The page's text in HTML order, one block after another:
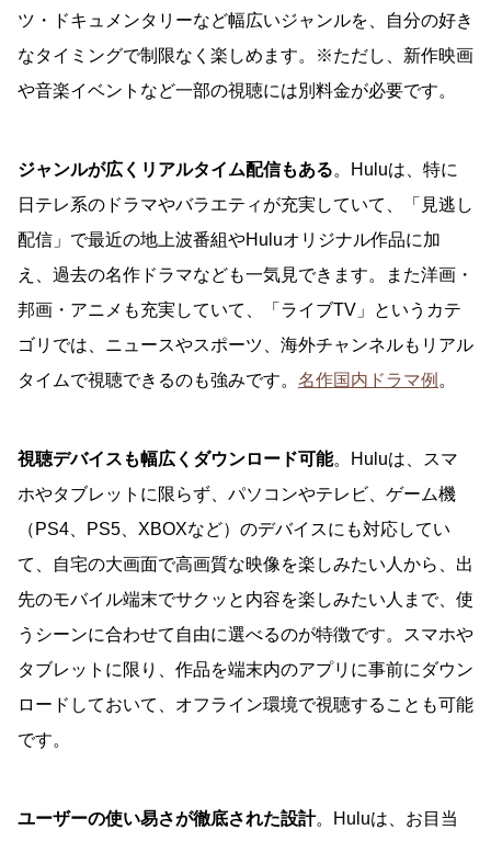
ツ・ドキュメンタリーなど幅広いジャンルを、自分の好き
なタイミングで制限なく楽しめます。※ただし、新作映画
や音楽イベントなど一部の視聴には別料金が必要です。
ジャンルが広くリアルタイム配信もある。Huluは、特に
日テレ系のドラマやバラエティが充実していて、「見逃し
配信」で最近の地上波番組やHuluオリジナル作品に加
え、過去の名作ドラマなども一気見できます。また洋画・
邦画・アニメも充実していて、「ライブTV」というカテ
ゴリでは、ニュースやスポーツ、海外チャンネルもリアル
タイムで視聴できるのも強みです。 名作国内ドラマ例 。
視聴デバイスも幅広くダウンロード可能。Huluは、スマ
ホやタブレットに限らず、パソコンやテレビ、ゲーム機
（PS4、PS5、XBOXなど）のデバイスにも対応してい
て、自宅の大画面で高画質な映像を楽しみたい人から、出
先のモバイル端末でサクッと内容を楽しみたい人まで、使
うシーンに合わせて自由に選べるのが特徴です。スマホや
タブレットに限り、作品を端末内のアプリに事前にダウン
ロードしておいて、オフライン環境で視聴することも可能
です。
ユーザーの使い易さが徹底された設計。Huluは、お目当